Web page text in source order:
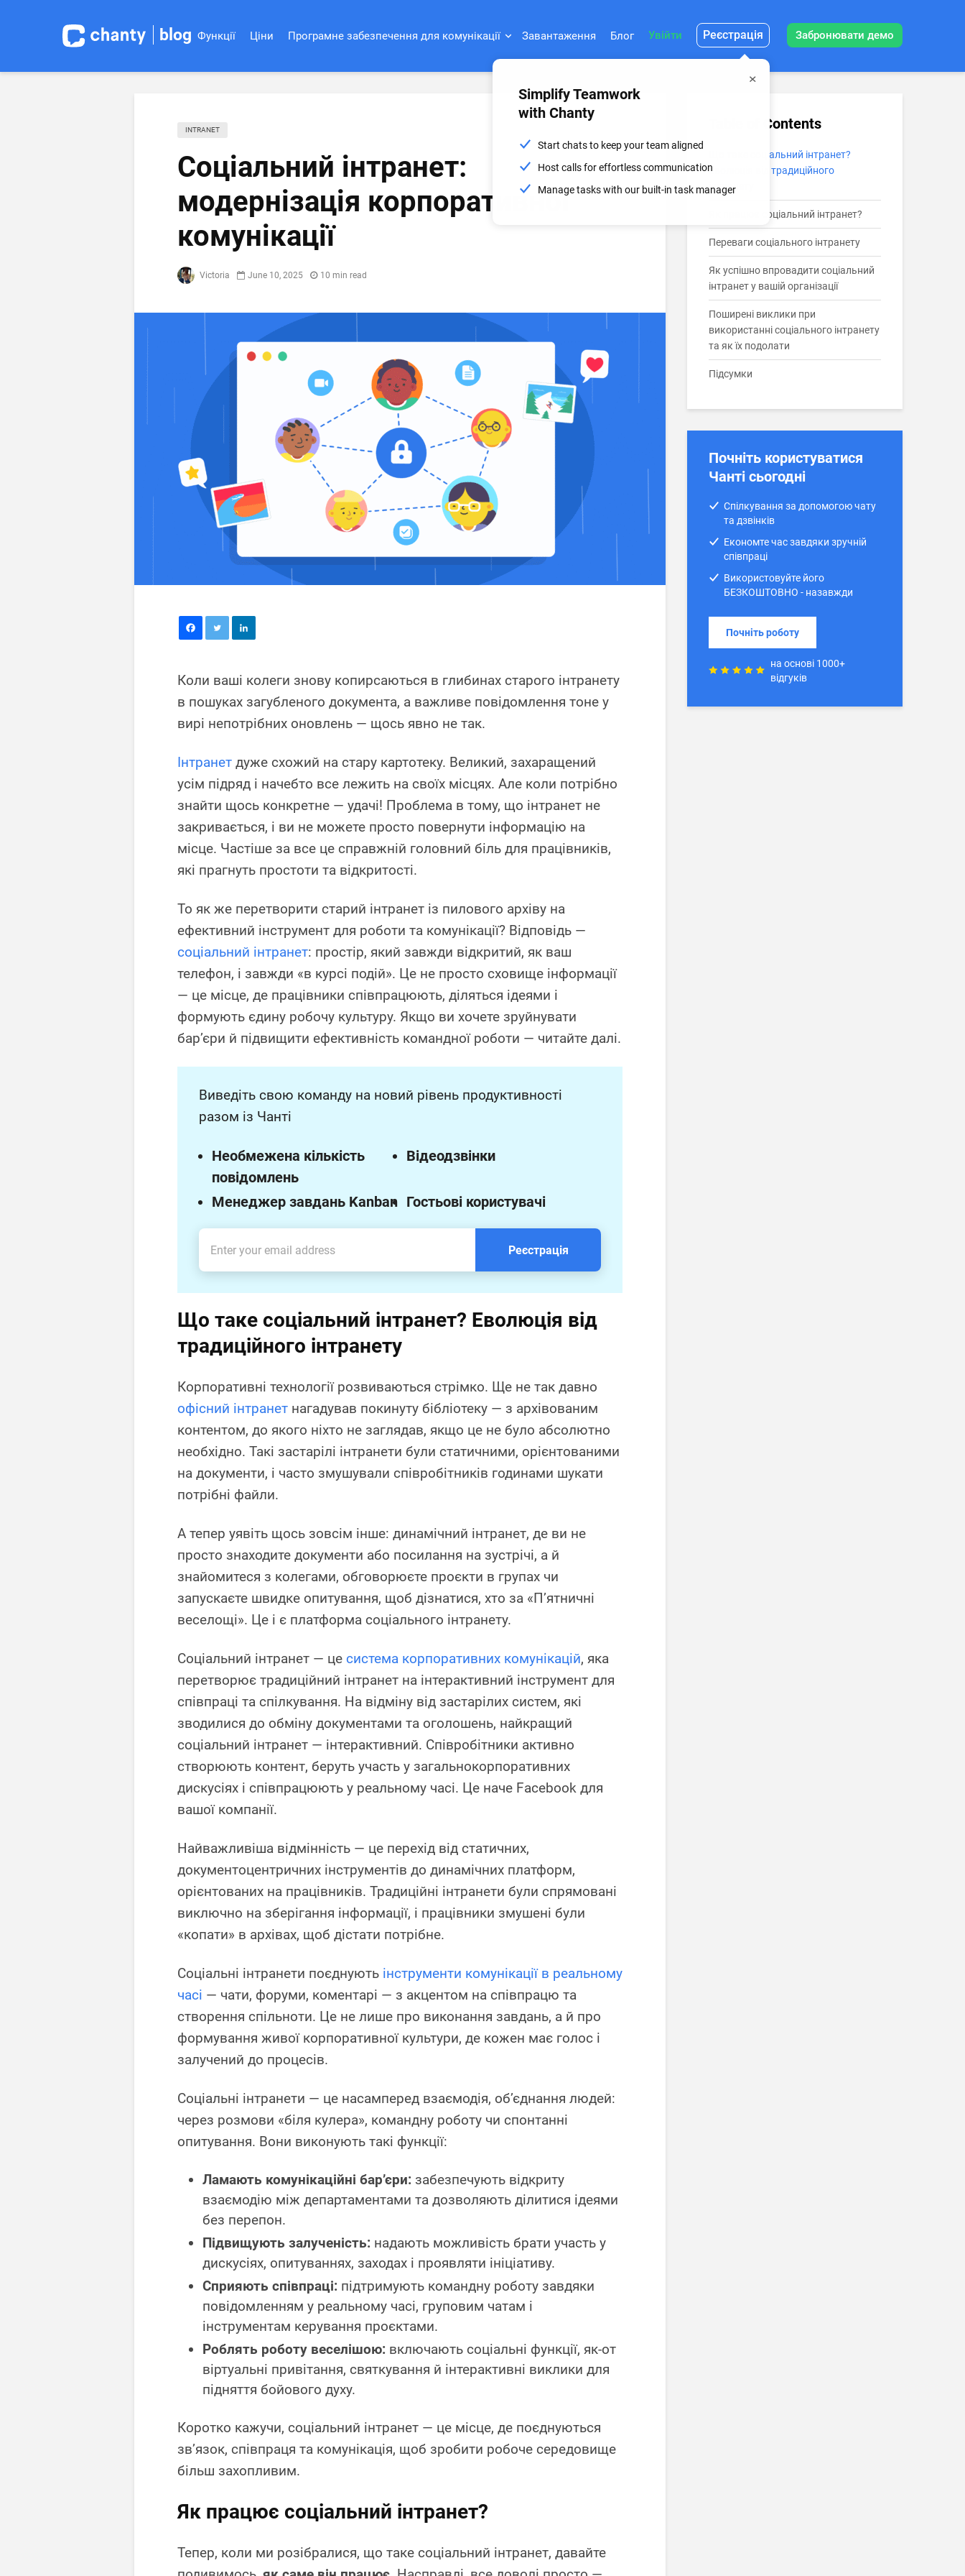
blog Функції Ціни Програмне забезпечення для комунікації Завантаження Блог Увійти Реєстрація
Simplify Teamwork
with Chanty
Start chats to keep your team aligned
Host calls for effortless communication
Manage tasks with our built-in task manager
Забронювати демо
INTRANET
Соціальний інтранет:
модернізація корпоративної
комунікації
Victoria June 10, 2025 10 min read
Коли ваші колеги знову копирсаються в глибинах старого інтранету
в пошуках загубленого документа, а важливе повідомлення тоне у
вирі непотрібних оновлень — щось явно не так.
Інтранет дуже схожий на стару картотеку. Великий, захаращений
усім підряд і начебто все лежить на своїх місцях. Але коли потрібно
знайти щось конкретне — удачі! Проблема в тому, що інтранет не
закривається, і ви не можете просто повернути інформацію на
місце. Частіше за все це справжній головний біль для працівників,
які прагнуть простоти та відкритості.
То як же перетворити старий інтранет із пилового архіву на
ефективний інструмент для роботи та комунікації? Відповідь —
соціальний інтранет: простір, який завжди відкритий, як ваш
телефон, і завжди «в курсі подій». Це не просто сховище інформації
— це місце, де працівники співпрацюють, діляться ідеями і
формують єдину робочу культуру. Якщо ви хочете зруйнувати
бар’єри й підвищити ефективність командної роботи — читайте далі.
Виведіть свою команду на новий рівень продуктивності
разом із Чанті
Необмежена кількість
повідомлень
Відеодзвінки
Менеджер завдань Kanban Гостьові користувачі
Реєстрація
Що таке соціальний інтранет? Еволюція від
традиційного інтранету
Корпоративні технології розвиваються стрімко. Ще не так давно
офісний інтранет нагадував покинуту бібліотеку — з архівованим
контентом, до якого ніхто не заглядав, якщо це не було абсолютно
необхідно. Такі застарілі інтранети були статичними, орієнтованими
на документи, і часто змушували співробітників годинами шукати
потрібні файли.
А тепер уявіть щось зовсім інше: динамічний інтранет, де ви не
просто знаходите документи або посилання на зустрічі, а й
знайомитеся з колегами, обговорюєте проєкти в групах чи
запускаєте швидке опитування, щоб дізнатися, хто за «П’ятничні
веселощі». Це і є платформа соціального інтранету.
Соціальний інтранет — це система корпоративних комунікацій, яка
перетворює традиційний інтранет на інтерактивний інструмент для
співпраці та спілкування. На відміну від застарілих систем, які
зводилися до обміну документами та оголошень, найкращий
соціальний інтранет — інтерактивний. Співробітники активно
створюють контент, беруть участь у загальнокорпоративних
дискусіях і співпрацюють у реальному часі. Це наче Facebook для
вашої компанії.
Найважливіша відмінність — це перехід від статичних,
документоцентричних інструментів до динамічних платформ,
орієнтованих на працівників. Традиційні інтранети були спрямовані
виключно на зберігання інформації, і працівники змушені були
«копати» в архівах, щоб дістати потрібне.
Соціальні інтранети поєднують інструменти комунікації в реальному
часі — чати, форуми, коментарі — з акцентом на співпрацю та
створення спільноти. Це не лише про виконання завдань, а й про
формування живої корпоративної культури, де кожен має голос і
залучений до процесів.
Соціальні інтранети — це насамперед взаємодія, об’єднання людей:
через розмови «біля кулера», командну роботу чи спонтанні
опитування. Вони виконують такі функції:
Ламають комунікаційні бар’єри: забезпечують відкриту
взаємодію між департаментами та дозволяють ділитися ідеями
без перепон.
Підвищують залученість: надають можливість брати участь у
дискусіях, опитуваннях, заходах і проявляти ініціативу.
Сприяють співпраці: підтримують командну роботу завдяки
повідомленням у реальному часі, груповим чатам і
інструментам керування проєктами.
Роблять роботу веселішою: включають соціальні функції, як-от
віртуальні привітання, святкування й інтерактивні виклики для
підняття бойового духу.
Коротко кажучи, соціальний інтранет — це місце, де поєднуються
зв’язок, співпраця та комунікація, щоб зробити робоче середовище
більш захопливим.
Як працює соціальний інтранет?
Тепер, коли ми розібралися, що таке соціальний інтранет, давайте
Table of Contents
Що таке соціальний інтранет?
Еволюція від традиційного
інтранету
Як працює соціальний інтранет?
Переваги соціального інтранету
Як успішно впровадити соціальний
інтранет у вашій організації
Поширені виклики при
використанні соціального інтранету
та як їх подолати
Підсумки
Почніть користуватися
Чанті сьогодні
Спілкування за допомогою чату
та дзвінків
Економте час завдяки зручній
співпраці
Використовуйте його
БЕЗКОШТОВНО - назавжди
Почніть роботу
на основі 1000+
відгуків